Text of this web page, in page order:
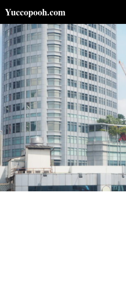
ン
テ
ン
ツ
へ
ス
キ
ッ
プ
Yuccopooh.com
索